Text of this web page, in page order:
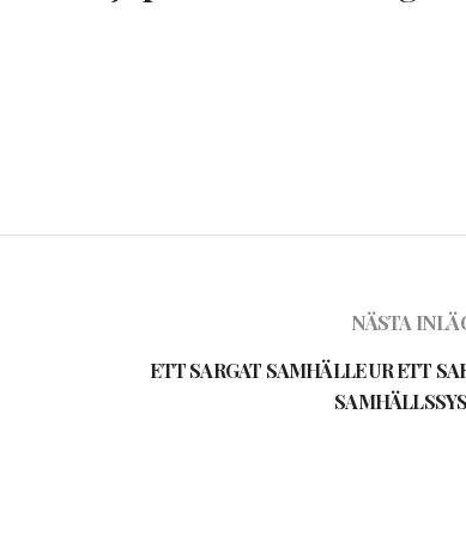
NÄSTA
ETT SARGAT SAMHÄLLE UR ETT